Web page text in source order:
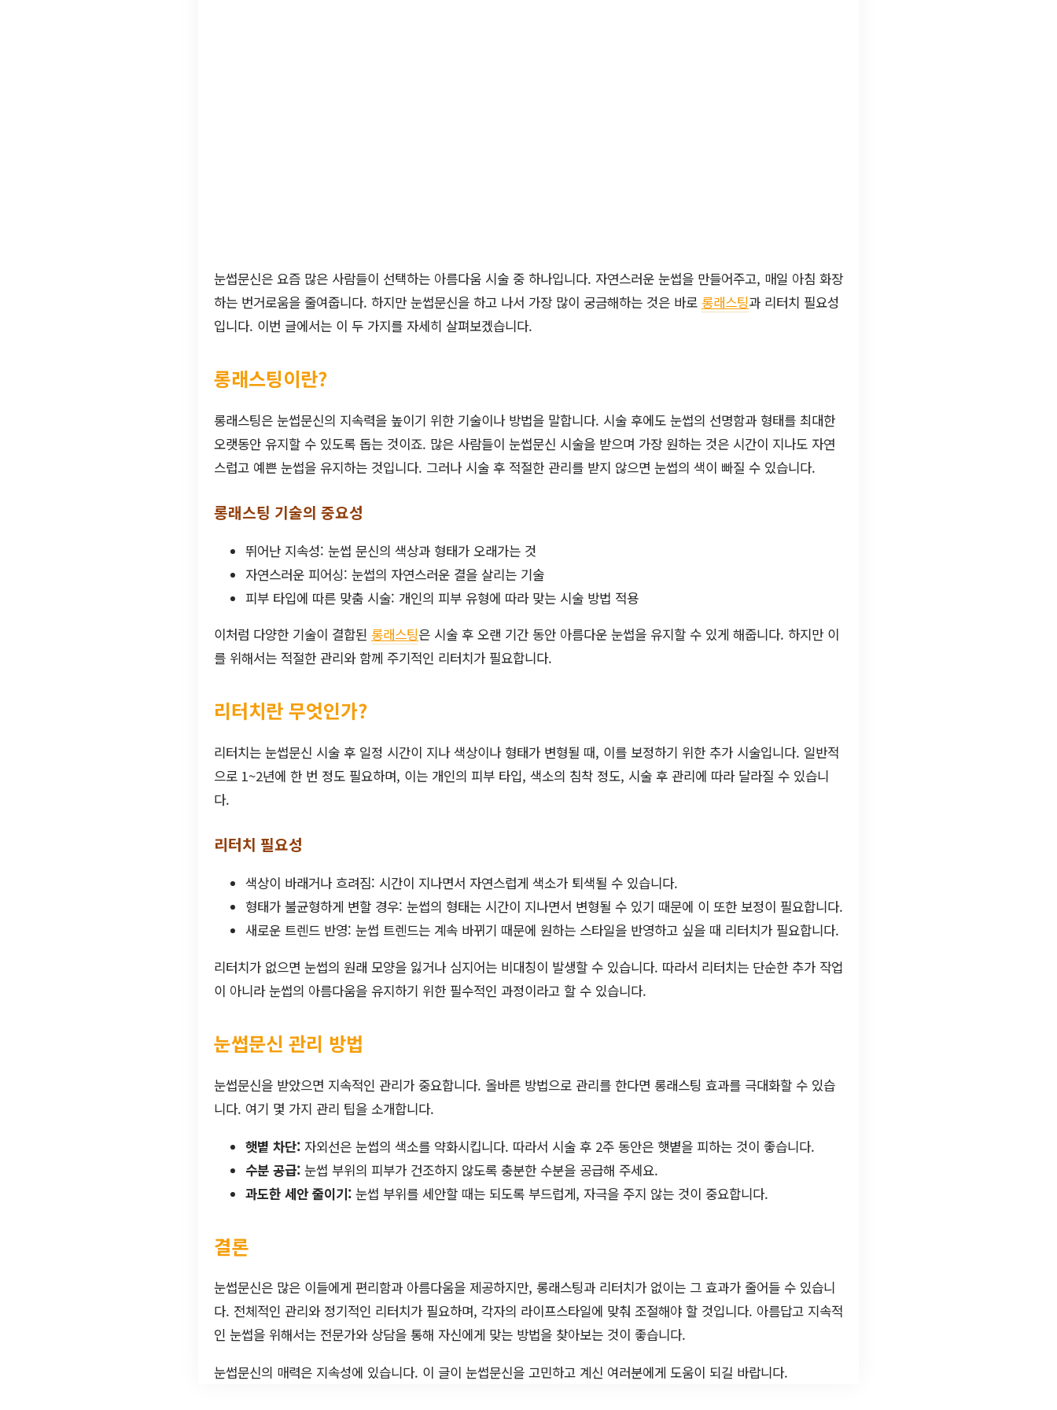
눈썹문신은 요즘 많은 사람들이 선택하는 아름다움 시술 중 하나입니다. 자연스러운 눈썹을 만들어주고, 매일 아침 화장
하는 번거로움을 줄여줍니다. 하지만 눈썹문신을 하고 나서 가장 많이 궁금해하는 것은 바로 롱래스팅과 리터치 필요성
입니다. 이번 글에서는 이 두 가지를 자세히 살펴보겠습니다.
롱래스팅이란?
롱래스팅은 눈썹문신의 지속력을 높이기 위한 기술이나 방법을 말합니다. 시술 후에도 눈썹의 선명함과 형태를 최대한
오랫동안 유지할 수 있도록 돕는 것이죠. 많은 사람들이 눈썹문신 시술을 받으며 가장 원하는 것은 시간이 지나도 자연
스럽고 예쁜 눈썹을 유지하는 것입니다. 그러나 시술 후 적절한 관리를 받지 않으면 눈썹의 색이 빠질 수 있습니다.
롱래스팅 기술의 중요성
뛰어난 지속성: 눈썹 문신의 색상과 형태가 오래가는 것
자연스러운 피어싱: 눈썹의 자연스러운 결을 살리는 기술
피부 타입에 따른 맞춤 시술: 개인의 피부 유형에 따라 맞는 시술 방법 적용
이처럼 다양한 기술이 결합된 롱래스팅은 시술 후 오랜 기간 동안 아름다운 눈썹을 유지할 수 있게 해줍니다. 하지만 이
를 위해서는 적절한 관리와 함께 주기적인 리터치가 필요합니다.
리터치란 무엇인가?
리터치는 눈썹문신 시술 후 일정 시간이 지나 색상이나 형태가 변형될 때, 이를 보정하기 위한 추가 시술입니다. 일반적
으로 1~2년에 한 번 정도 필요하며, 이는 개인의 피부 타입, 색소의 침착 정도, 시술 후 관리에 따라 달라질 수 있습니
다.
리터치 필요성
색상이 바래거나 흐려짐: 시간이 지나면서 자연스럽게 색소가 퇴색될 수 있습니다.
형태가 불균형하게 변할 경우: 눈썹의 형태는 시간이 지나면서 변형될 수 있기 때문에 이 또한 보정이 필요합니다.
새로운 트렌드 반영: 눈썹 트렌드는 계속 바뀌기 때문에 원하는 스타일을 반영하고 싶을 때 리터치가 필요합니다.
리터치가 없으면 눈썹의 원래 모양을 잃거나 심지어는 비대칭이 발생할 수 있습니다. 따라서 리터치는 단순한 추가 작업
이 아니라 눈썹의 아름다움을 유지하기 위한 필수적인 과정이라고 할 수 있습니다.
눈썹문신 관리 방법
눈썹문신을 받았으면 지속적인 관리가 중요합니다. 올바른 방법으로 관리를 한다면 롱래스팅 효과를 극대화할 수 있습
니다. 여기 몇 가지 관리 팁을 소개합니다.
햇볕 차단: 자외선은 눈썹의 색소를 약화시킵니다. 따라서 시술 후 2주 동안은 햇볕을 피하는 것이 좋습니다.
수분 공급: 눈썹 부위의 피부가 건조하지 않도록 충분한 수분을 공급해 주세요.
과도한 세안 줄이기: 눈썹 부위를 세안할 때는 되도록 부드럽게, 자극을 주지 않는 것이 중요합니다.
결론
눈썹문신은 많은 이들에게 편리함과 아름다움을 제공하지만, 롱래스팅과 리터치가 없이는 그 효과가 줄어들 수 있습니
다. 전체적인 관리와 정기적인 리터치가 필요하며, 각자의 라이프스타일에 맞춰 조절해야 할 것입니다. 아름답고 지속적
인 눈썹을 위해서는 전문가와 상담을 통해 자신에게 맞는 방법을 찾아보는 것이 좋습니다.
눈썹문신의 매력은 지속성에 있습니다. 이 글이 눈썹문신을 고민하고 계신 여러분에게 도움이 되길 바랍니다.